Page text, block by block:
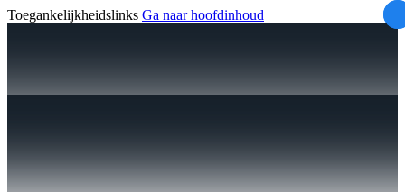
Toegankelijkheidslinks Ga naar hoofdinhoud